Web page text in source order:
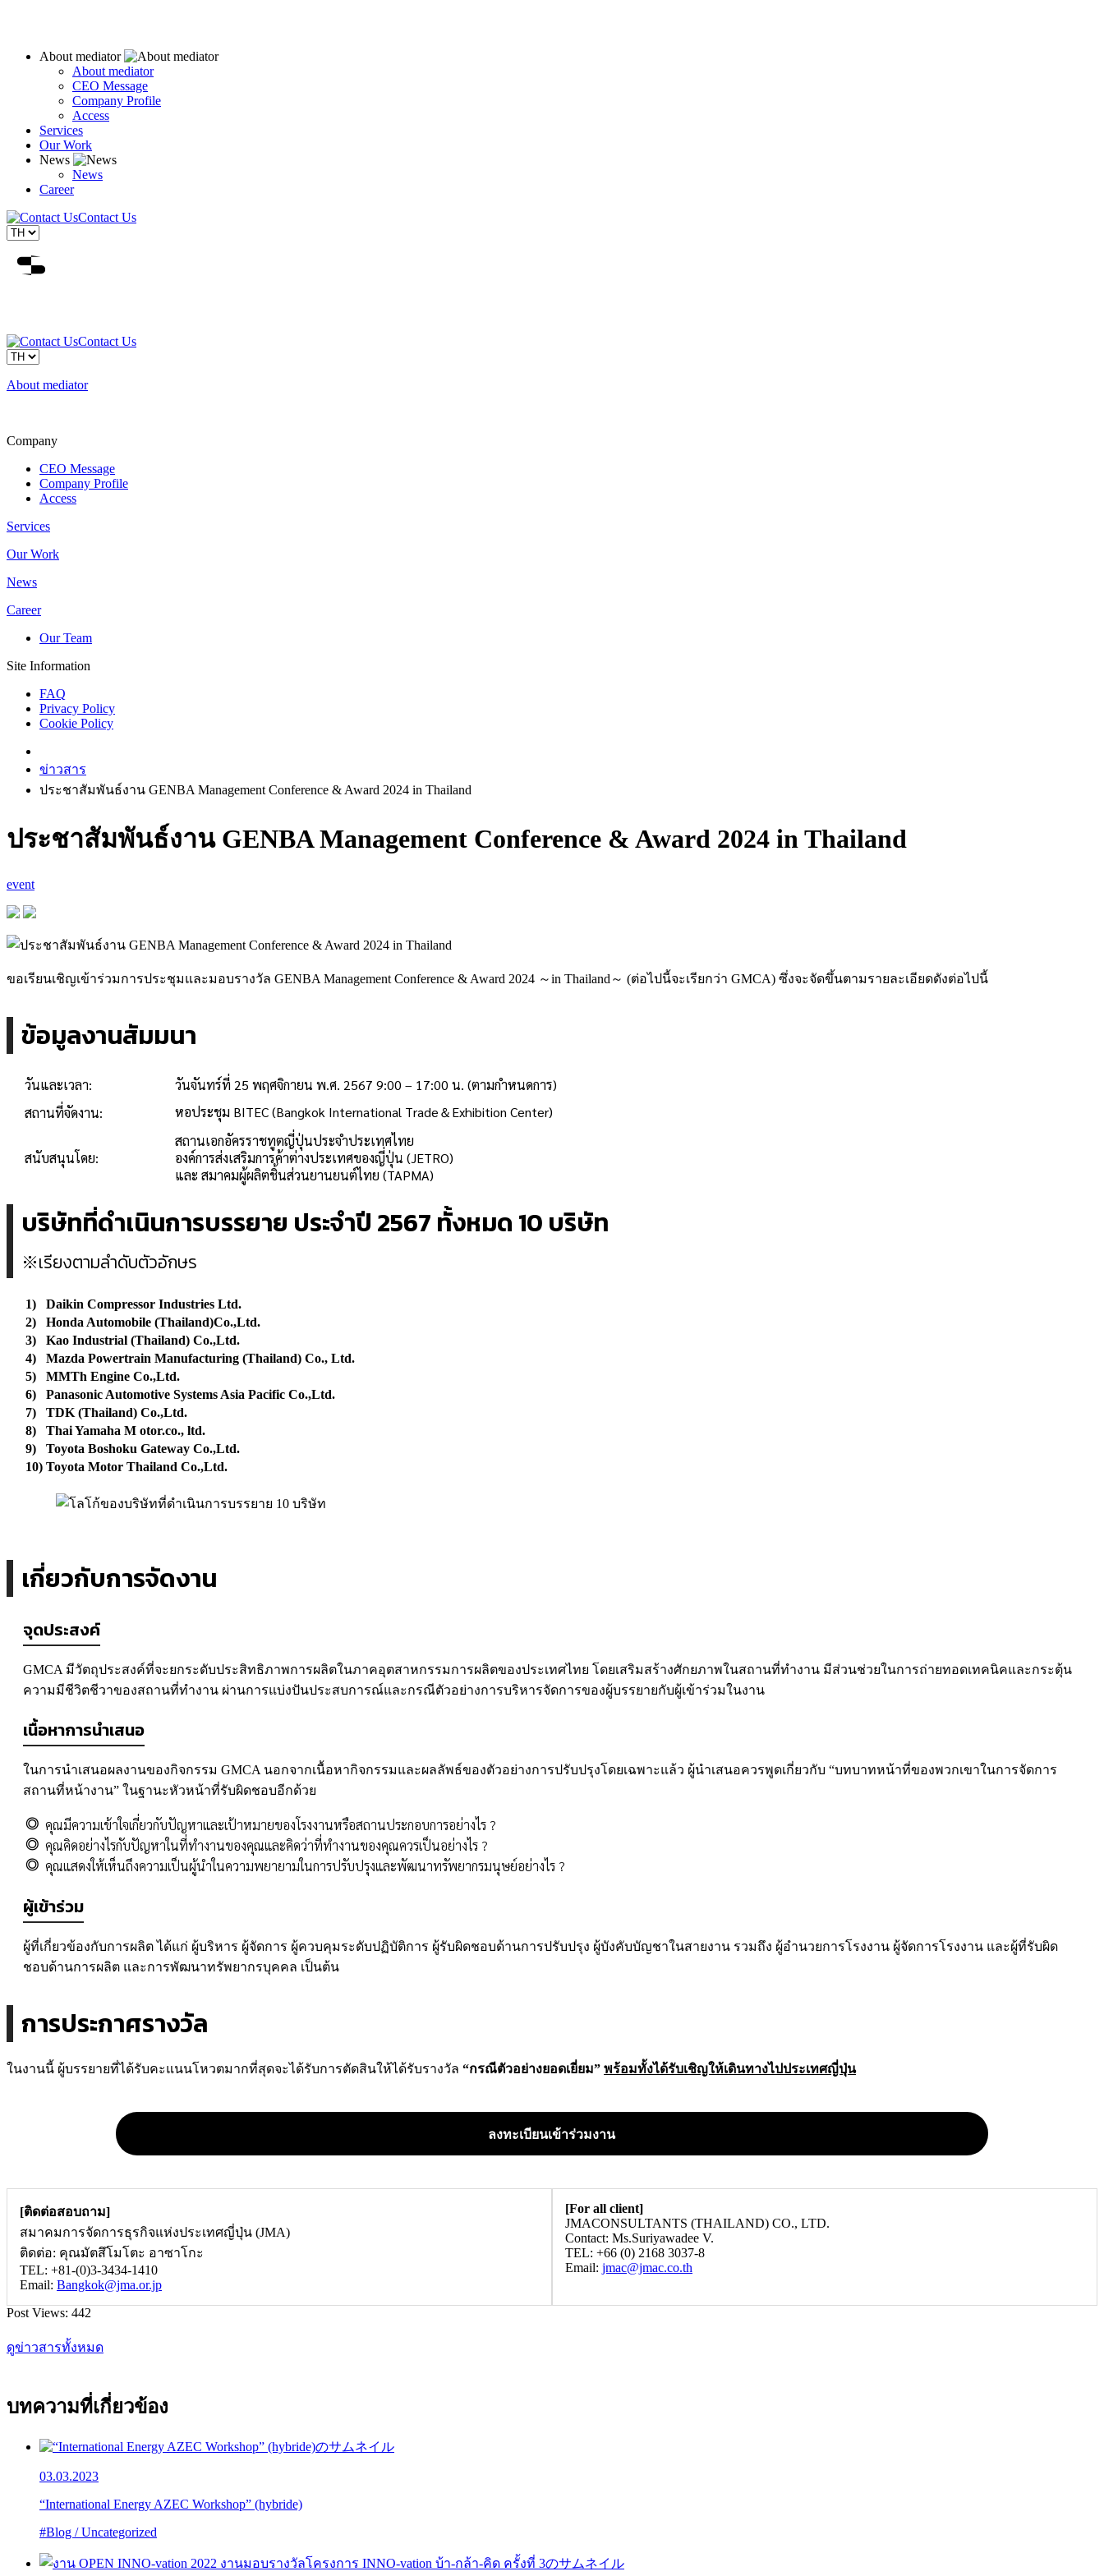
About mediator
About mediator
CEO Message
Company Profile
Access
Services
Our Work
News
News
Career
Contact Us
Contact Us
About mediator
Company
CEO Message
Company Profile
Access
Services
Our Work
News
Career
Our Team
Site Information
FAQ
Privacy Policy
Cookie Policy
ข่าวสาร
ประชาสัมพันธ์งาน GENBA Management Conference & Award 2024 in Thailand
ประชาสัมพันธ์งาน GENBA Management Conference & Award 2024 in Thailand
event
ขอเรียนเชิญเข้าร่วมการประชุมและมอบรางวัล GENBA Management Conference & Award 2024 ～in Thailand～ (ต่อไปนี้จะเรียกว่า GMCA) ซึ่งจะจัดขึ้นตามรายละเอียดดังต่อไปนี้
ข้อมูลงานสัมมนา
วันและเวลา: วันจันทร์ที่ 25 พฤศจิกายน พ.ศ. 2567 9:00 – 17:00 น. (ตามกำหนดการ)
สถานที่จัดงาน: หอประชุม BITEC (Bangkok International Trade＆Exhibition Center)
สนับสนุนโดย:
สถานเอกอัครราชทูตญี่ปุ่นประจำประเทศไทย
องค์การส่งเสริมการค้าต่างประเทศของญี่ปุ่น (JETRO)
และ สมาคมผู้ผลิตชิ้นส่วนยานยนต์ไทย (TAPMA)
บริษัทที่ดำเนินการบรรยาย ประจำปี 2567 ทั้งหมด 10 บริษัท
※เรียงตามลำดับตัวอักษร
1)
Daikin Compressor Industries Ltd.
2)
Honda Automobile (Thailand)Co.,Ltd.
3)
Kao Industrial (Thailand) Co.,Ltd.
4)
Mazda Powertrain Manufacturing (Thailand) Co., Ltd.
5)
MMTh Engine Co.,Ltd.
6)
Panasonic Automotive Systems Asia Pacific Co.,Ltd.
7)
TDK (Thailand) Co.,Ltd.
8)
Thai Yamaha M otor.co., ltd.
9)
Toyota Boshoku Gateway Co.,Ltd.
10) Toyota Motor Thailand Co.,Ltd.
เกี่ยวกับการจัดงาน
จุดประสงค์
GMCA มีวัตถุประสงค์ที่จะยกระดับประสิทธิภาพการผลิตในภาคอุตสาหกรรมการผลิตของประเทศไทย โดยเสริมสร้างศักยภาพในสถานที่ทำงาน มีส่วนช่วยในการถ่ายทอดเทคนิคและกระตุ้น
ความมีชีวิตชีวาของสถานที่ทำงาน ผ่านการแบ่งปันประสบการณ์และกรณีตัวอย่างการบริหารจัดการของผู้บรรยายกับผู้เข้าร่วมในงาน
เนื้อหาการนำเสนอ
ในการนำเสนอผลงานของกิจกรรม GMCA นอกจากเนื้อหากิจกรรมและผลลัพธ์ของตัวอย่างการปรับปรุงโดยเฉพาะแล้ว ผู้นำเสนอควรพูดเกี่ยวกับ “บทบาทหน้าที่ของพวกเขาในการจัดการ
สถานที่หน้างาน” ในฐานะหัวหน้าที่รับผิดชอบอีกด้วย
◎ คุณมีความเข้าใจเกี่ยวกับปัญหาและเป้าหมายของโรงงานหรือสถานประกอบการอย่างไร ?
◎ คุณคิดอย่างไรกับปัญหาในที่ทำงานของคุณและคิดว่าที่ทำงานของคุณควรเป็นอย่างไร ?
◎ คุณแสดงให้เห็นถึงความเป็นผู้นำในความพยายามในการปรับปรุงและพัฒนาทรัพยากรมนุษย์อย่างไร ?
ผู้เข้าร่วม
ผู้ที่เกี่ยวข้องกับการผลิต ได้แก่ ผู้บริหาร ผู้จัดการ ผู้ควบคุมระดับปฏิบัติการ ผู้รับผิดชอบด้านการปรับปรุง ผู้บังคับบัญชาในสายงาน รวมถึง ผู้อำนวยการโรงงาน ผู้จัดการโรงงาน และผู้ที่รับผิด
ชอบด้านการผลิต และการพัฒนาทรัพยากรบุคคล เป็นต้น
การประกาศรางวัล
ในงานนี้ ผู้บรรยายที่ได้รับคะแนนโหวตมากที่สุดจะได้รับการตัดสินให้ได้รับรางวัล “กรณีตัวอย่างยอดเยี่ยม” พร้อมทั้งได้รับเชิญให้เดินทางไปประเทศญี่ปุ่น
ลงทะเบียนเข้าร่วมงาน
[ติดต่อสอบถาม]
สมาคมการจัดการธุรกิจแห่งประเทศญี่ปุ่น (JMA)
ติดต่อ: คุณมัตสึโมโตะ อาซาโกะ
TEL: +81-(0)3-3434-1410
Email: Bangkok@jma.or.jp
[For all client]
JMACONSULTANTS (THAILAND) CO., LTD.
Contact: Ms.Suriyawadee V.
TEL: +66 (0) 2168 3037-8
Email: jmac@jmac.co.th
Post Views: 442
ดูข่าวสารทั้งหมด
บทความที่เกี่ยวข้อง
03.03.2023
“International Energy AZEC Workshop” (hybride)
#Blog / Uncategorized